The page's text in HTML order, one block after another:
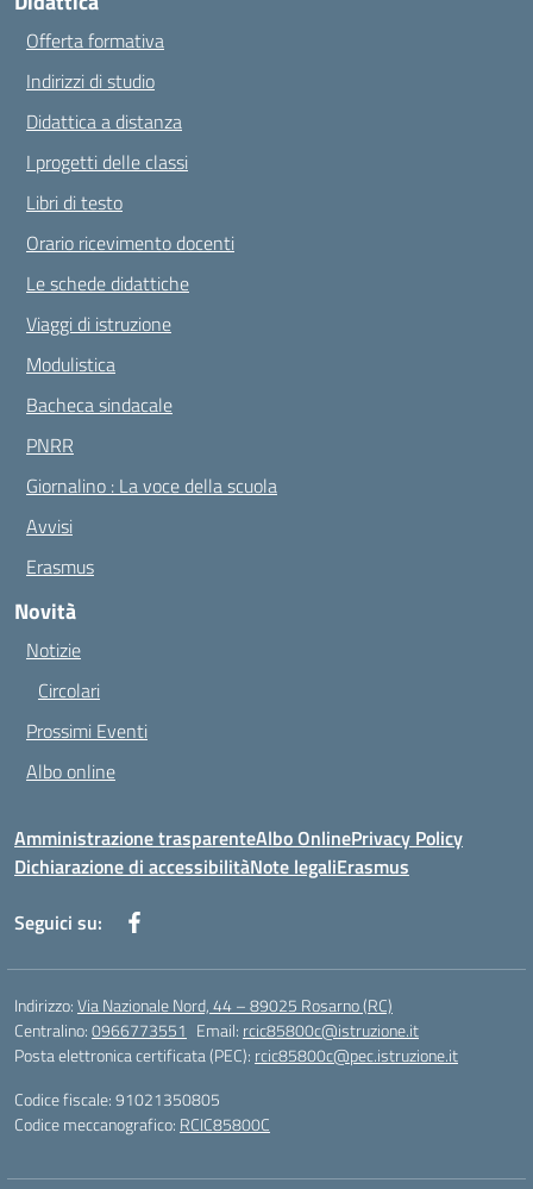
Offerta formativa
Indirizzi di studio
Didattica a distanza
I progetti delle classi
Libri di testo
Orario ricevimento docenti
Le schede didattiche
Viaggi di istruzione
Modulistica
Bacheca sindacale
PNRR
Giornalino : La voce della scuola
Avvisi
Erasmus
Novità
Notizie
Circolari
Prossimi Eventi
Albo online
Amministrazione trasparenteAlbo OnlinePrivacy Policy
Dichiarazione di accessibilitàNote legaliErasmus
Seguici su:
Indirizzo:Via Nazionale Nord, 44 – 89025 Rosarno (RC)
Centralino:0966773551 Email: rcic85800c@istruzione.it
Posta elettronica certificata (PEC): rcic85800c@pec.istruzione.it
Codice fiscale: 91021350805
Codice meccanografico: RCIC85800C